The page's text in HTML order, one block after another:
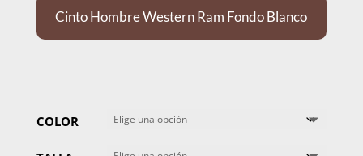
Cinto Hombre Western Ram Fondo Blanco
COLOR